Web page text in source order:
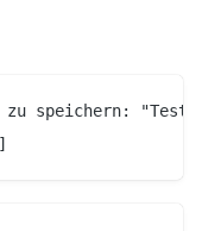
zu speichern: